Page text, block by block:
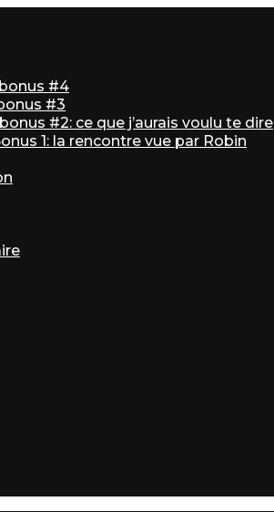
#4
#3
#2: ce que j’aurais voulu te dire
1: la rencontre vue par Robin